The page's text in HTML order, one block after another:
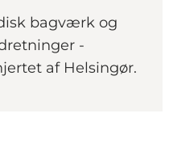
bagværk og
-
af Helsingør.